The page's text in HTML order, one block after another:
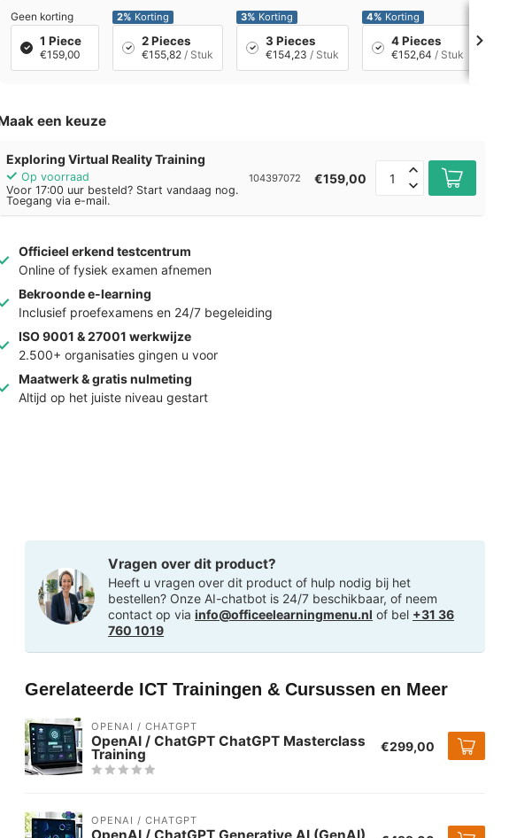
Geen korting
1 Piece
€159,00
2% Korting
2 Pieces
€155,82 / Stuk
3% Korting
3 Pieces
€154,23 / Stuk
4% Korting
4 Pieces
€152,64 / Stuk
een keuze
Exploring Virtual Reality Training
Op voorraad
Voor 17:00 uur besteld? Start vandaag nog.
Toegang via e-mail.
104397072 €159,00
Officieel erkend testcentrum
Online of fysiek examen afnemen
Bekroonde e-learning
Inclusief proefexamens en 24/7 begeleiding
ISO 9001 & 27001 werkwijze
2.500+ organisaties gingen u voor
Maatwerk & gratis nulmeting
Altijd op het juiste niveau gestart
Vragen over dit product?
Heeft u vragen over dit product of hulp nodig bij het
bestellen? Onze AI-chatbot is 24/7 beschikbaar, of neem
contact op via info@officeelearningmenu.nl of bel +31 36
760 1019
Gerelateerde ICT Trainingen & Cursussen en Meer
OPENAI / CHATGPT
OpenAI / ChatGPT ChatGPT Masterclass
Training €299,00
OPENAI / CHATGPT